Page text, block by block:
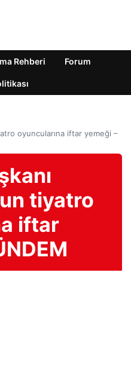
Rehberi Forum
oyuncularına iftar yemeği –
tiyatro
iftar